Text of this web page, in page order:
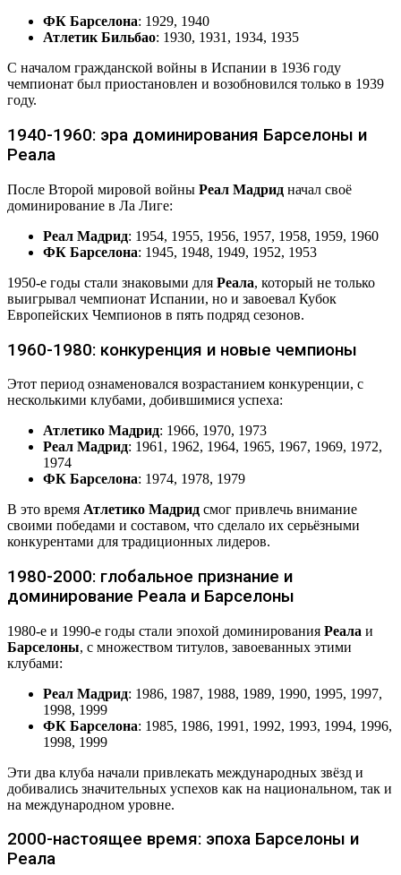
ФК Барселона: 1929, 1940
Атлетик Бильбао: 1930, 1931, 1934, 1935
С началом гражданской войны в Испании в 1936 году
чемпионат был приостановлен и возобновился только в 1939
году.
1940-1960: эра доминирования Барселоны и
Реала
После Второй мировой войны Реал Мадрид начал своё
доминирование в Ла Лиге:
Реал Мадрид: 1954, 1955, 1956, 1957, 1958, 1959, 1960
ФК Барселона: 1945, 1948, 1949, 1952, 1953
1950-е годы стали знаковыми для Реала, который не только
выигрывал чемпионат Испании, но и завоевал Кубок
Европейских Чемпионов в пять подряд сезонов.
1960-1980: конкуренция и новые чемпионы
Этот период ознаменовался возрастанием конкуренции, с
несколькими клубами, добившимися успеха:
Атлетико Мадрид: 1966, 1970, 1973
Реал Мадрид: 1961, 1962, 1964, 1965, 1967, 1969, 1972,
1974
ФК Барселона: 1974, 1978, 1979
В это время Атлетико Мадрид смог привлечь внимание
своими победами и составом, что сделало их серьёзными
конкурентами для традиционных лидеров.
1980-2000: глобальное признание и
доминирование Реала и Барселоны
1980-е и 1990-е годы стали эпохой доминирования Реала и
Барселоны, с множеством титулов, завоеванных этими
клубами:
Реал Мадрид: 1986, 1987, 1988, 1989, 1990, 1995, 1997,
1998, 1999
ФК Барселона: 1985, 1986, 1991, 1992, 1993, 1994, 1996,
1998, 1999
Эти два клуба начали привлекать международных звёзд и
добивались значительных успехов как на национальном, так и
на международном уровне.
2000-настоящее время: эпоха Барселоны и
Реала